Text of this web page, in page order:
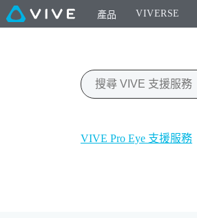
產品 VIVERSE
VIVE Pro Eye 支援服務